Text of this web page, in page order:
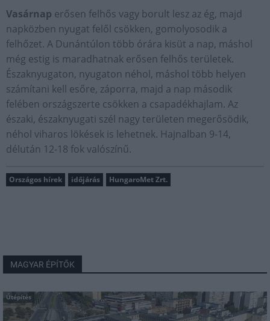
Vasárnap erősen felhős vagy borult lesz az ég, majd
napközben nyugat felől csökken, gomolyosodik a
felhőzet. A Dunántúlon több órára kisüt a nap, máshol
még estig is maradhatnak erősen felhős területek.
Északnyugaton, nyugaton néhol, máshol több helyen
számítani kell esőre, záporra, majd a nap második
felében országszerte csökken a csapadékhajlam. Az
északi, északnyugati szél nagy területen megerősödik,
néhol viharos lökések is lehetnek. Hajnalban 9-14,
délután 12-18 fok valószínű.
Országos hírek időjárás HungaroMet Zrt.
MAGYAR ÉPÍTŐK
Útépítés